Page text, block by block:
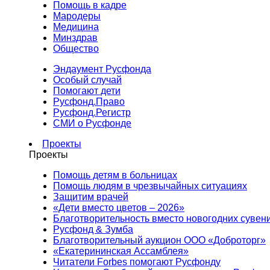
Помощь в кадре
Мародеры
Медицина
Минздрав
Общество
Эндаумент Русфонда
Особый случай
Помогают дети
Русфонд.Право
Русфонд.Регистр
СМИ о Русфонде
Проекты
Проекты
Помощь детям в больницах
Помощь людям в чрезвычайных ситуациях
Защитим врачей
«Дети вместо цветов – 2026»
Благотворительность вместо новогодних
Русфонд & Зумба
Благотворительный аукцион ООО «Доброторг»
«Екатерининская Ассамблея»
Читатели Forbes помогают Русфонду